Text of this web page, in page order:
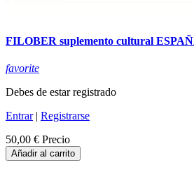
FILOBER suplemento cultural
favorite
Debes de estar registrado
Entrar| Registrarse
50,00 € Precio
Añadir al carrito